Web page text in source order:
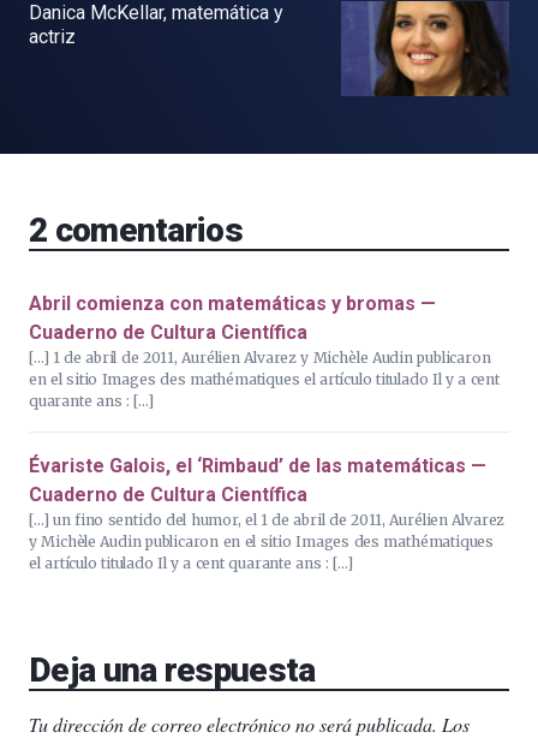
Danica McKellar, matemática y
actriz
2 comentarios
Abril comienza con matemáticas y bromas —
Cuaderno de Cultura Científica
[…] 1 de abril de 2011, Aurélien Alvarez y Michèle Audin publicaron
en el sitio Images des mathématiques el artículo titulado Il y a cent
quarante ans : […]
Évariste Galois, el ‘Rimbaud’ de las matemáticas —
Cuaderno de Cultura Científica
[…] un fino sentido del humor, el 1 de abril de 2011, Aurélien Alvarez
y Michèle Audin publicaron en el sitio Images des mathématiques
el artículo titulado Il y a cent quarante ans : […]
Deja una respuesta
Tu dirección de correo electrónico no será publicada. Los